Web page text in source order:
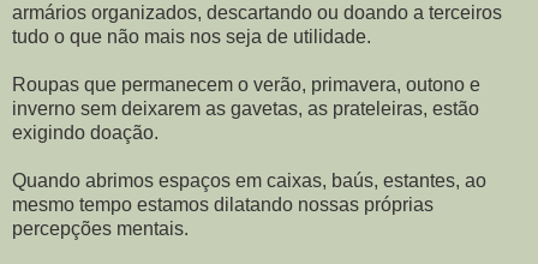
armários organizados, descartando ou doando a terceiros
tudo o que não mais nos seja de utilidade.
Roupas que permanecem o verão, primavera, outono e
inverno sem deixarem as gavetas, as prateleiras, estão
exigindo doação.
Quando abrimos espaços em caixas, baús, estantes, ao
mesmo tempo estamos dilatando nossas próprias
percepções mentais.